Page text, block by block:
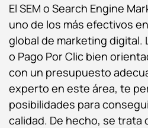
El SEM o Search Engine
uno de los más efectivos
global de marketing digital.
o Pago Por Clic bien
con un presupuesto
experto en este área, te
posibilidades para
calidad. De hecho, se trata